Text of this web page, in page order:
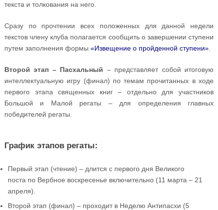
текста и толкования на него.
Сразу по прочтении всех положенных для данной недели
текстов члену клуба полагается сообщить о завершении ступени
путем заполнения формы «Извещение о пройденной ступени».
Второй этап – Пасхальный – представляет собой итоговую
интеллектуальную игру (финал) по темам прочитанных в ходе
первого этапа священных книг – отдельно для участников
Большой и Малой регаты – для определения главных
победителей регаты.
График этапов регаты:
Первый этап (чтение) – длится с первого дня Великого
поста по Вербное воскресенье включительно (11 марта – 21
апреля).
Второй этап (финал) – проходит в Неделю Антипасхи (5